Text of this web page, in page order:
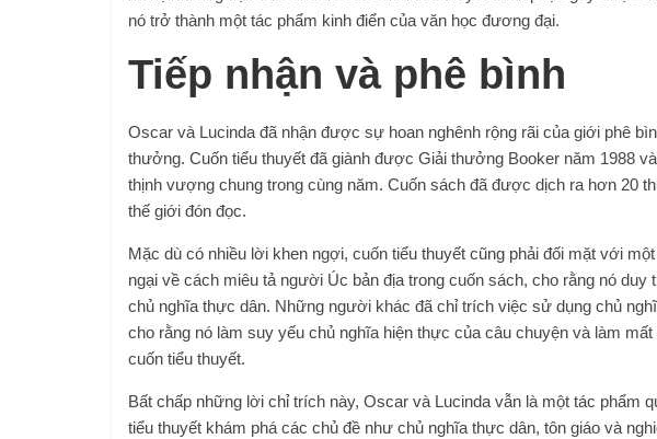
nó trở thành một tác phẩm kinh điển của văn học đương đại.
Tiếp nhận và phê bình
Oscar và Lucinda đã nhận được sự hoan nghênh rộng rãi của giới phê
thưởng. Cuốn tiểu thuyết đã giành được Giải thưởng Booker năm 1988
thịnh vượng chung trong cùng năm. Cuốn sách đã được dịch ra hơn 20
thế giới đón đọc.
Mặc dù có nhiều lời khen ngợi, cuốn tiểu thuyết cũng phải đối mặt với
ngại về cách miêu tả người Úc bản địa trong cuốn sách, cho rằng nó
chủ nghĩa thực dân. Những người khác đã chỉ trích việc sử dụng chủ
cho rằng nó làm suy yếu chủ nghĩa hiện thực của câu chuyện và làm
cuốn tiểu thuyết.
Bất chấp những lời chỉ trích này, Oscar và Lucinda vẫn là một tác phẩm
tiểu thuyết khám phá các chủ đề như chủ nghĩa thực dân, tôn giáo và